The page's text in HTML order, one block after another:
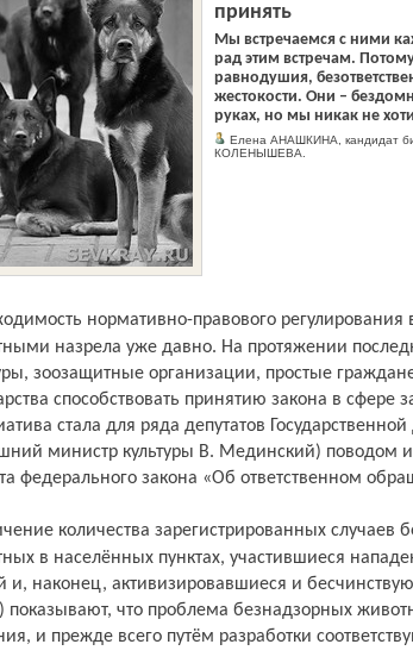
принять
Мы встречаемся с ними
рад этим встречам.
равнодушия,
жестокости. Они –
руках, но мы никак не
Елена АНАШКИНА, кандидат
КОЛЕНЫШЕВА.
назрела уже давно. На протяжении
зоозащитные организации, простые
способствовать принятию закона в сфере
стала для ряда депутатов
министр культуры В. Мединский) поводом
федерального закона «Об ответственном
в населённых пунктах, участившиеся
и, наконец, активизировавшиеся и
показывают, что проблема безнадзорных
и прежде всего путём разработки